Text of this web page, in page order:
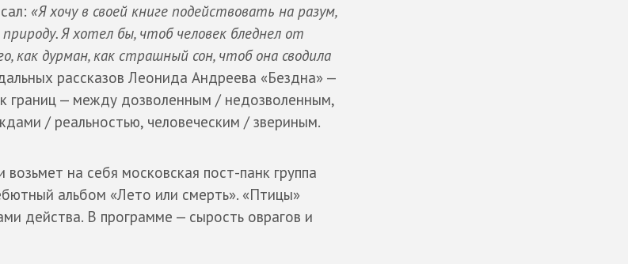
«Я хочу в своей книге подействовать на разум,
Я хотел бы, чтоб человек бледнел от
как дурман, как страшный сон, чтоб она сводила
рассказов Леонида Андреева «Бездна» —
границ — между дозволенным / недозволенным,
/ реальностью, человеческим / звериным.
на себя московская пост-панк группа
альбом «Лето или смерть». «Птицы»
действа. В программе — сырость оврагов и